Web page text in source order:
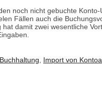
noch nicht gebuchte
Fällen auch die
damit zwei wesentliche
Import von